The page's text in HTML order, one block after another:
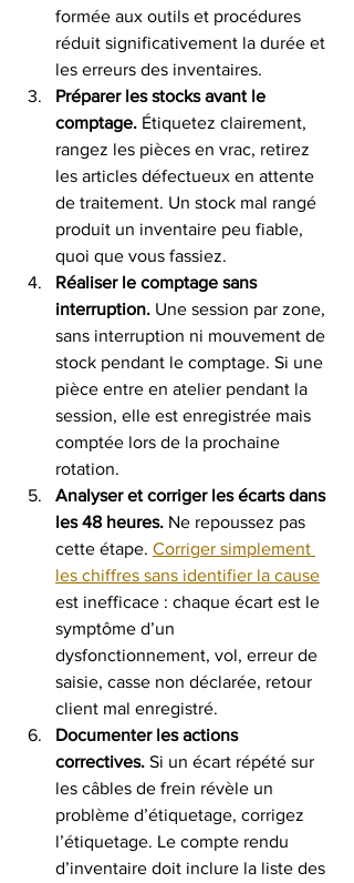
formée aux outils et procédures
réduit significativement la durée et
les erreurs des inventaires.
Préparer les stocks avant le
comptage. Étiquetez clairement,
rangez les pièces en vrac, retirez
les articles défectueux en attente
de traitement. Un stock mal rangé
produit un inventaire peu fiable,
quoi que vous fassiez.
Réaliser le comptage sans
interruption. Une session par zone,
sans interruption ni mouvement de
stock pendant le comptage. Si une
pièce entre en atelier pendant la
session, elle est enregistrée mais
comptée lors de la prochaine
rotation.
Analyser et corriger les écarts dans
les 48 heures. Ne repoussez pas
cette étape. Corriger simplement
les chiffres sans identifier la cause
est inefficace : chaque écart est le
symptôme d’un
dysfonctionnement, vol, erreur de
saisie, casse non déclarée, retour
client mal enregistré.
Documenter les actions
correctives. Si un écart répété sur
les câbles de frein révèle un
problème d’étiquetage, corrigez
l’étiquetage. Le compte rendu
d’inventaire doit inclure la liste des